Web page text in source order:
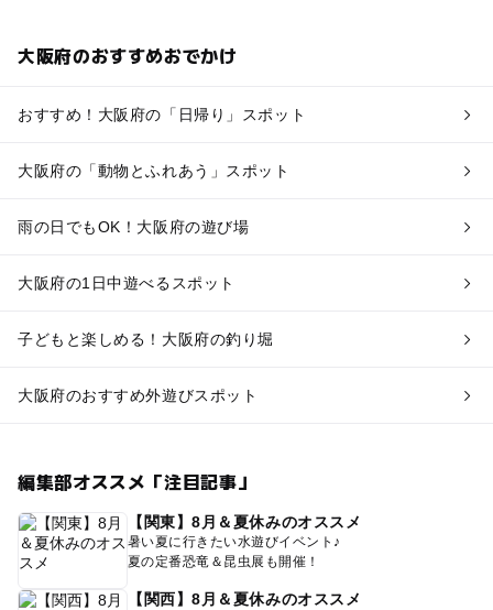
大阪府のおすすめおでかけ
おすすめ！大阪府の「日帰り」スポット
大阪府の「動物とふれあう」スポット
雨の日でもOK！大阪府の遊び場
大阪府の1日中遊べるスポット
子どもと楽しめる！大阪府の釣り堀
大阪府のおすすめ外遊びスポット
編集部オススメ「注目記事」
【関東】8月＆夏休みのオススメ
暑い夏に行きたい水遊びイベント♪
夏の定番恐竜＆昆虫展も開催！
【関西】8月＆夏休みのオススメ